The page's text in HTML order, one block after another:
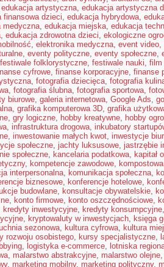
edukacja artystyczna, edukacja artystyczna
finansowa dzieci, edukacja hybrydowa,
medyczna, edukacja miejska, edukacja
, edukacja zdrowotna dzieci, ekologiczne
, elektronika medyczna, event video,
, eventy polityczne, eventy społeczne,
festiwale folklorystyczne, festiwale nauki, film
cyfrowe, finanse korporacyjne, finanse
, fotografia dziecięca, fotografia
, fotografia ślubna, fotografia sportowa,
biurowe, galeria internetowa, Google Ads,
, grafika komputerowa 3D, grafika
, gry logiczne, hobby kreatywne, hobby
, infrastruktura drogowa, inkubatory
, inwestowanie małych kwot, inwestycje
społeczne, jachty luksusowe, jastrzębie
społeczne, kancelaria podatkowa, kapitał
, kompetencje zawodowe,
interpersonalna, komunikacja społeczna,
biznesowe, konferencje hotelowe,
budowlane, konsultacje obywatelskie,
, konto firmowe, konto oszczędnościowe,
kredyty inwestycyjne, kredyty konsumpcyjne
, kryptowaluty w inwestycjach, księga
sezonowa, kultura cyfrowa, kultura
rozwoju osobistego, kursy specjalistyczne,
, logistyka e-commerce, lotniska
, malarstwo abstrakcyjne, malarstwo olejne
, marketing mobilny, marketing polityczny,